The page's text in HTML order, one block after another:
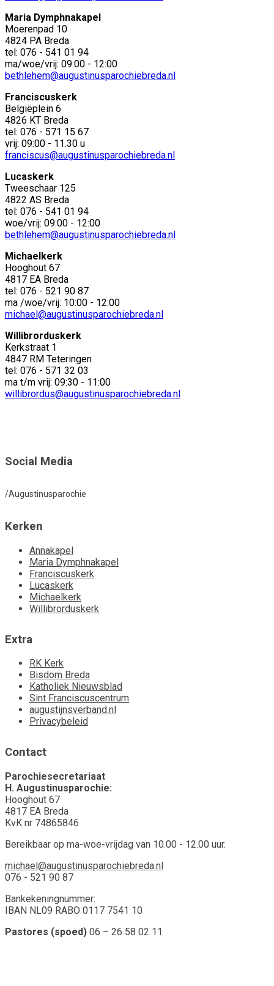
Maria Dymphnakapel
Moerenpad 10
4824 PA Breda
tel: 076 - 541 01 94
ma/woe/vrij: 09:00 - 12:00
bethlehem@augustinusparochiebreda.nl
Franciscuskerk
Belgiëplein 6
4826 KT Breda
tel: 076 - 571 15 67
vrij: 09:00 - 11.30 u
franciscus@augustinusparochiebreda.nl
Lucaskerk
Tweeschaar 125
4822 AS Breda
tel: 076 - 541 01 94
woe/vrij: 09:00 - 12:00
bethlehem@augustinusparochiebreda.nl
Michaelkerk
Hooghout 67
4817 EA Breda
tel: 076 - 521 90 87
ma /woe/vrij: 10:00 - 12:00
michael@augustinusparochiebreda.nl
Willibrorduskerk
Kerkstraat 1
4847 RM Teteringen
tel: 076 - 571 32 03
ma t/m vrij: 09:30 - 11:00
willibrordus@augustinusparochiebreda.nl
Social Media
/Augustinusparochie
Kerken
Annakapel
Maria Dymphnakapel
Franciscuskerk
Lucaskerk
Michaelkerk
Willibrorduskerk
Extra
RK Kerk
Bisdom Breda
Katholiek Nieuwsblad
Sint Franciscuscentrum
augustijnsverband.nl
Privacybeleid
Contact
Parochiesecretariaat
H. Augustinusparochie:
Hooghout 67
4817 EA Breda
KvK nr 74865846
Bereikbaar op ma-woe-vrijdag van 10.00 - 12.00 uur.
michael@augustinusparochiebreda.nl
076 - 521 90 87
Bankekeningnummer:
IBAN NL09 RABO 0117 7541 10
Pastores (spoed) 06 – 26 58 02 11